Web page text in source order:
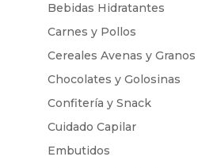
Bebidas Hidratantes
Carnes y Pollos
Cereales Avenas y Granos
Chocolates y Golosinas
Confitería y Snack
Cuidado Capilar
Embutidos